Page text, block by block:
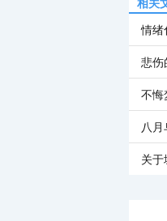
相关
情绪
悲伤
不悔
八月
关于